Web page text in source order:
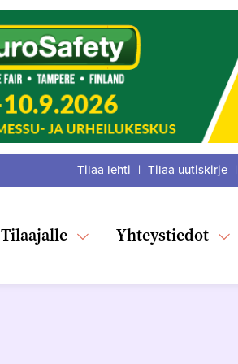
Tilaajalle Yhteystiedot
Tilaa lehti | Tilaa uutiskirje |
:Facebook
Twitter